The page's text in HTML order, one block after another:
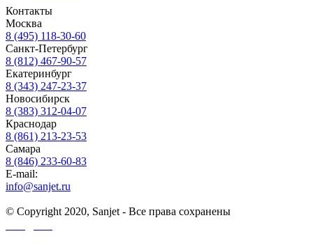
Контакты
Москва
8 (495) 118-30-60
Санкт-Петербург
8 (812) 467-90-57
Екатеринбург
8 (343) 247-23-37
Новосибирск
8 (383) 312-04-07
Краснодар
8 (861) 213-23-53
Самара
8 (846) 233-60-83
E-mail:
info@sanjet.ru
© Copyright 2020, Sanjet - Все права сохранены